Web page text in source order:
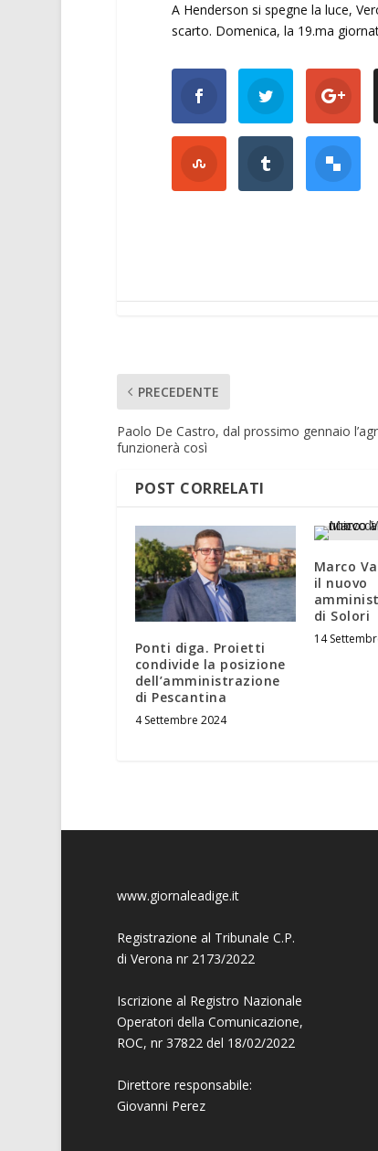
A Henderson si spegne la luce,
scarto. Domenica, la 19.ma
PRECEDENTE
Paolo De Castro, dal prossimo gennaio
funzionerà così
POST CORRELATI
Ponti diga. Proietti
condivide la posizione
dell’amministrazione
di Pescantina
4 Settembre 2024
Marco
il nuovo
di Solori
14
www.giornaleadige.it
Registrazione al Tribunale C.P.
di Verona nr 2173/2022
Iscrizione al Registro Nazionale
Operatori della Comunicazione,
ROC, nr 37822 del 18/02/2022
Direttore responsabile:
Giovanni Perez